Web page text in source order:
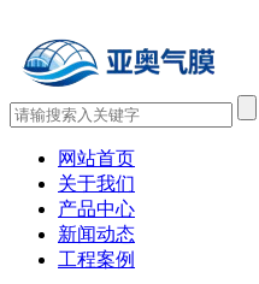
网站首页
关于我们
产品中心
新闻动态
工程案例